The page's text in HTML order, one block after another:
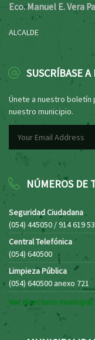
Eco. Manuel E. Vera
ALCALDE
SUSCRÍBASE
Únete a nuestro boletín
nuestro municipio.
NÚMEROS DE
Seguridad Ciudadana
(054) 445050 / 914 619
Central Telefónica
(054) 640500
Limpieza Pública
(054) 640500 anexo 721
Ver directorio municipal